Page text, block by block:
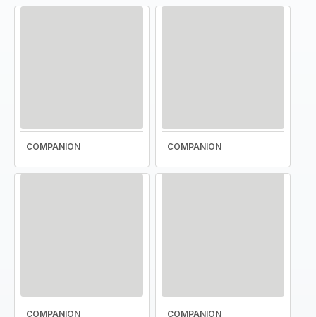
COMPANION COMPANION
COMPANION COMPANION